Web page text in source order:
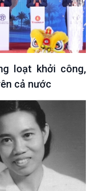
loạt khởi công,
cả nước